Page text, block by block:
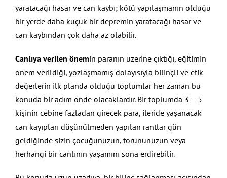
yaratacağı hasar ve can kaybı; kötü yapılaşmanın olduğu
bir yerde daha küçük bir depremin yaratacağı hasar ve
can kaybından çok daha az olabilir.
Canlıya verilen önemin paranın üzerine çıktığı, eğitimin
önem verildiği, yozlaşmamış dolayısıyla bilinçli ve etik
değerlerin ilk planda olduğu toplumlar her zaman bu
konuda bir adım önde olacaklardır. Bir toplumda 3 – 5
kişinin cebine fazladan girecek para, ileride yaşanacak
can kayıpları düşünülmeden yapılan rantlar gün
geldiğinde sizin çocuğunuzun, torununuzun veya
herhangi bir canlının yaşamını sona erdirebilir.